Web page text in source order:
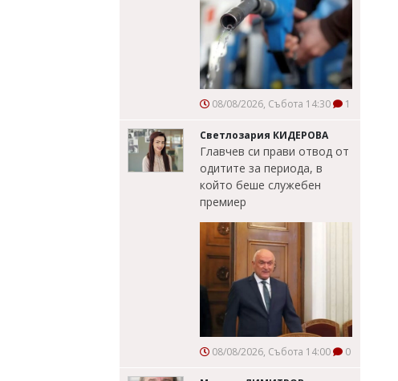
08/08/2026, Събота 14:30 1
Светлозария КИДЕРОВА
Главчев си прави отвод от
одитите за периода, в
който беше служебен
премиер
08/08/2026, Събота 14:00 0